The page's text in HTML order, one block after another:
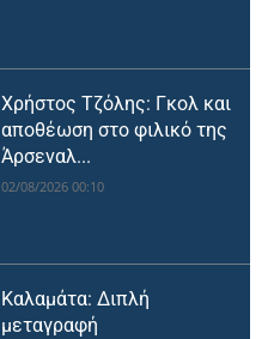
Χρήστος Τζόλης: Γκολ και
αποθέωση στο φιλικό της
Άρσεναλ...
02/08/2026 00:10
Καλαμάτα: Διπλή
μεταγραφή